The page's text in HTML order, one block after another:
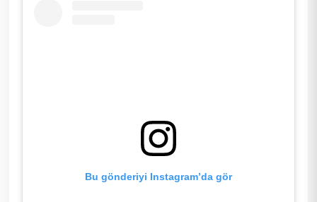
Bu gönderiyi Instagram’da gör